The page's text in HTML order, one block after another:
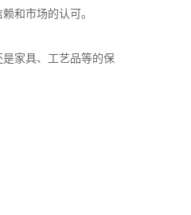
和市场的认可。
家具、工艺品等的保